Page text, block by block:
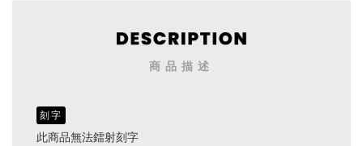
商品描述
刻字
此商品無法鐳射刻字